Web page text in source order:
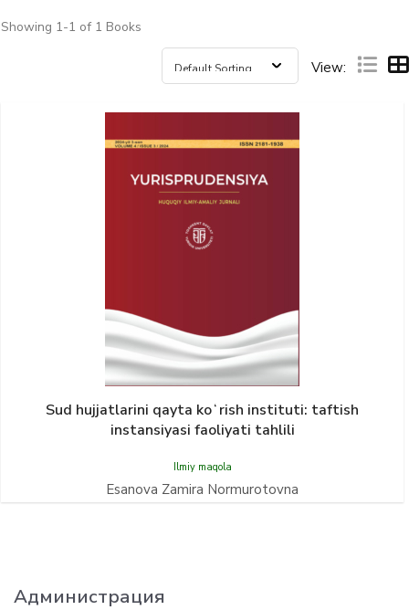
Showing 1-1 of 1 Books
View:
Sud hujjatlarini qayta koʻrish instituti: taftish
instansiyasi faoliyati tahlili
Ilmiy maqola
Esanova Zamira Normurotovna
Администрация